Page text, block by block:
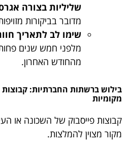
שליליות בצורה
מדובר בביקורות
שימו לב לתאריך
מלפני חמש שנים
מהחודש האחרון.
בילוש ברשתות החברתיות: קבוצות
מקומיות
קבוצות פייסבוק של השכונה או
מקור מצוין להמלצות.